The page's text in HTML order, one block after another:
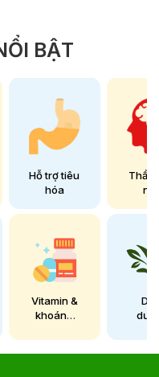
BẬT
Hỗ trợ tiêu
hóa
Thần
Vitamin &
khoáng